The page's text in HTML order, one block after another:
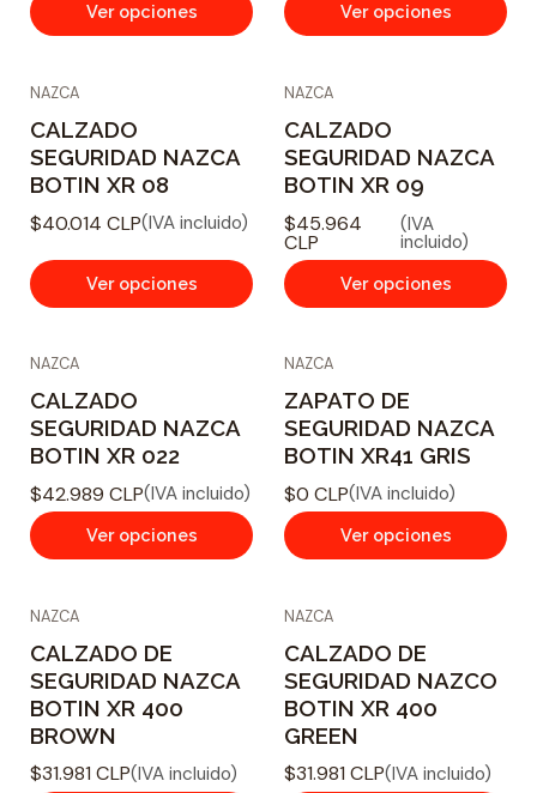
Ver opciones Ver opciones
NAZCA
CALZADO
SEGURIDAD NAZCA
BOTIN XR 08
$40.014 CLP(IVA incluido)
Ver opciones
NAZCA
CALZADO
SEGURIDAD NAZCA
BOTIN XR 09
$45.964
CLP
(IVA
incluido)
Ver opciones
NAZCA
CALZADO
SEGURIDAD NAZCA
BOTIN XR 022
$42.989 CLP(IVA incluido)
Ver opciones
NAZCA
ZAPATO DE
SEGURIDAD NAZCA
BOTIN XR41 GRIS
$0 CLP(IVA incluido)
Ver opciones
NAZCA
CALZADO DE
SEGURIDAD NAZCA
BOTIN XR 400
BROWN
$31.981 CLP(IVA incluido)
NAZCA
CALZADO DE
SEGURIDAD NAZCO
BOTIN XR 400
GREEN
$31.981 CLP(IVA incluido)